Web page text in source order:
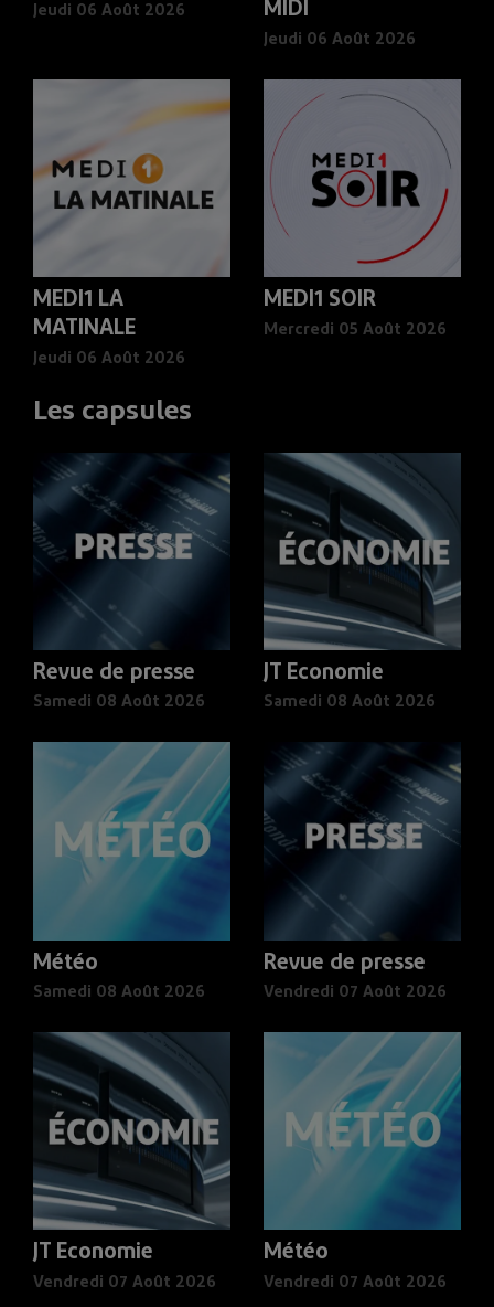
Jeudi 06 Août 2026 MIDI
Jeudi 06 Août 2026
MEDI1 LA
MATINALE
Jeudi 06 Août 2026
MEDI1 SOIR
Mercredi 05 Août 2026
Les capsules
Revue de presse
Samedi 08 Août 2026
JT Economie
Samedi 08 Août 2026
Météo
Samedi 08 Août 2026
Revue de presse
Vendredi 07 Août 2026
JT Economie
Vendredi 07 Août 2026
Météo
Vendredi 07 Août 2026